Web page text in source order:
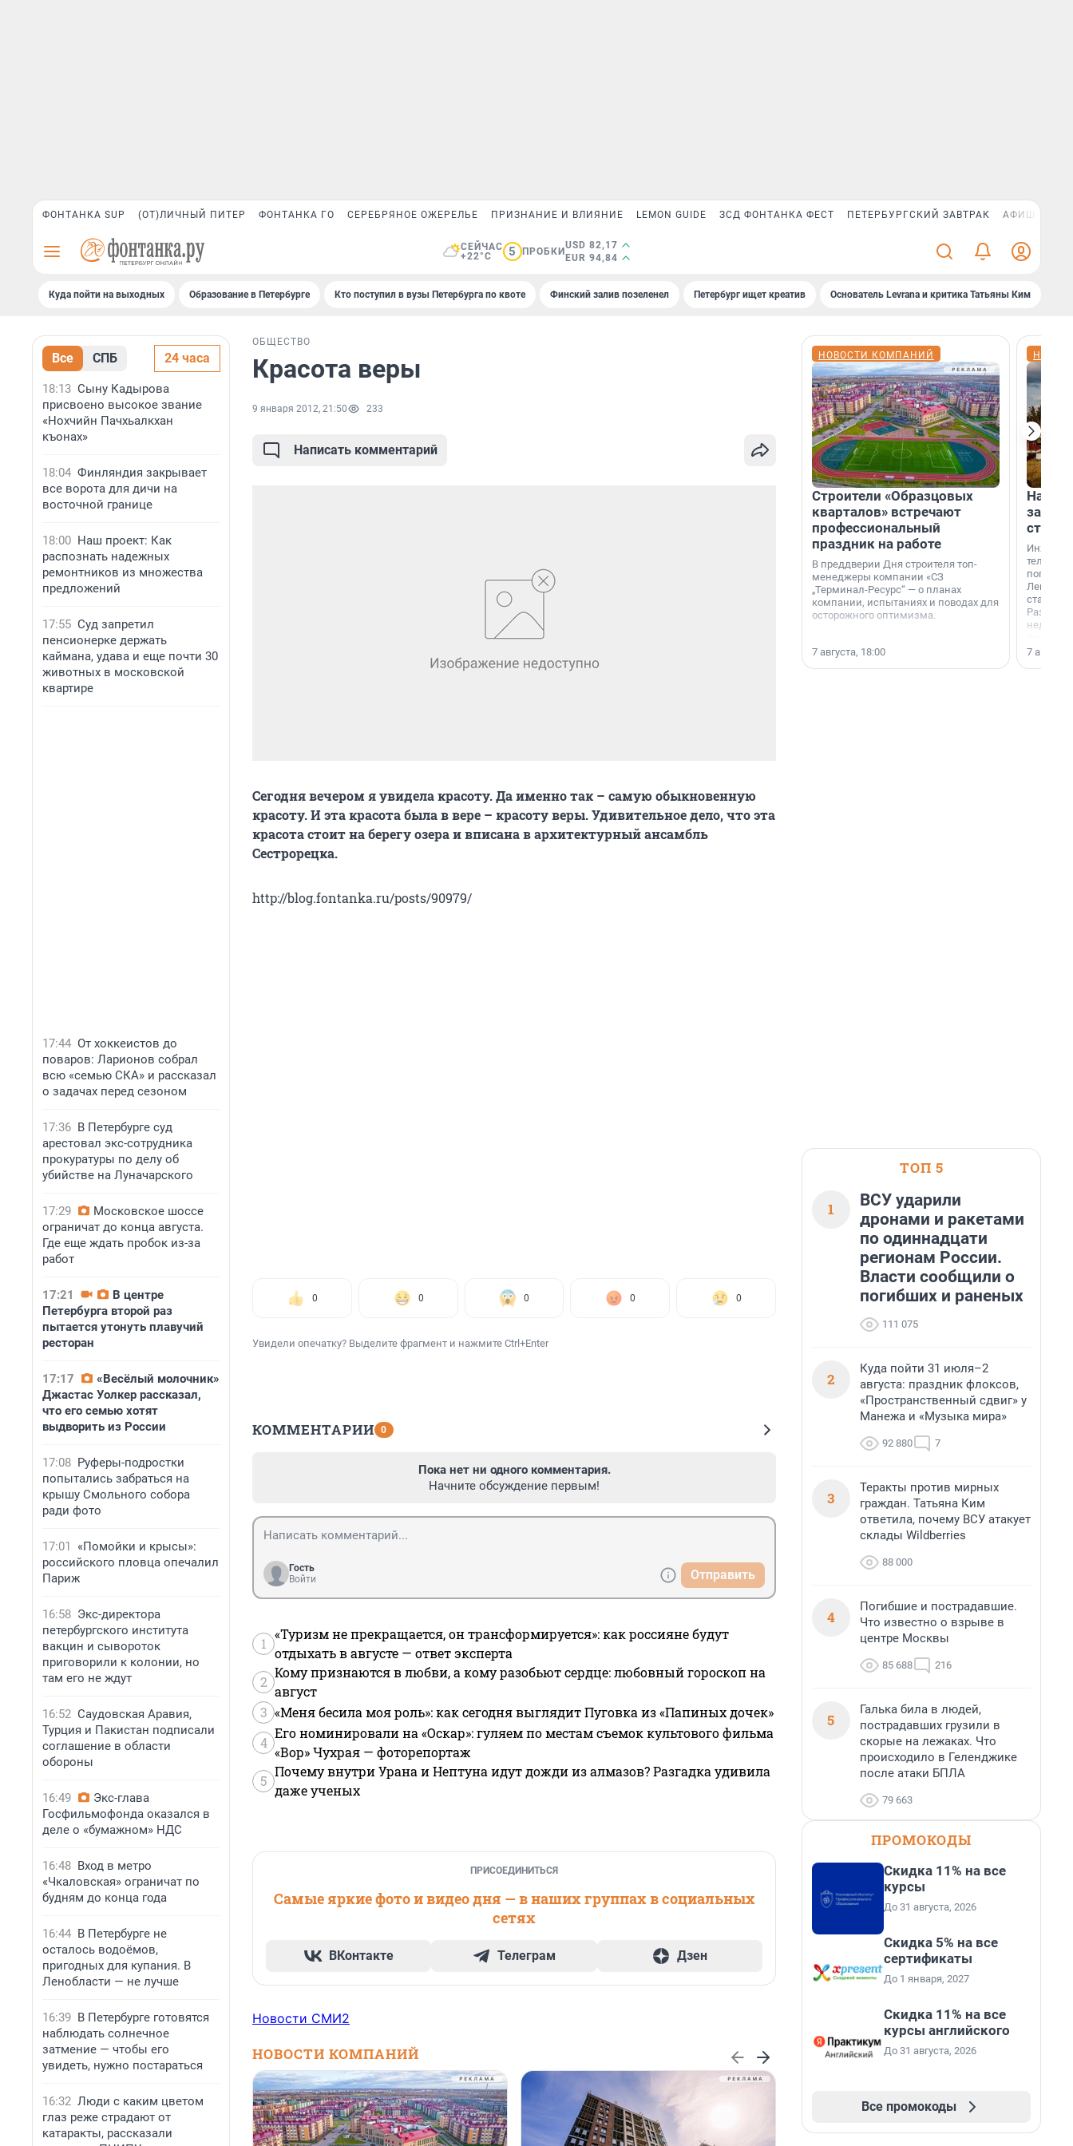
ФОНТАНКА SUP (ОТ)ЛИЧНЫЙ ПИТЕР ФОНТАНКА ГО СЕРЕБРЯНОЕ ОЖЕРЕЛЬЕ ПРИЗНАНИЕ И ВЛИЯНИЕ LEMON GUIDE ЗСД ФОНТАНКА ФЕСТ ПЕТЕРБУРГСКИЙ ЗАВТРАК АФИША PLUS
СЕЙЧАС
+22°C
5 ПРОБКИ
USD 82,17
EUR 94,84
Куда пойти на выходных Образование в Петербурге Кто поступил в вузы Петербурга по квоте Финский залив позеленел Петербург ищет креатив Основатель Levrana и критика Татьяны Ким
Все СПБ 24 часа
18:13 Сыну Кадырова
присвоено высокое звание
«Нохчийн Пачхьалкхан
къонах»
18:04 Финляндия закрывает
все ворота для дичи на
восточной границе
18:00 Наш проект: Как
распознать надежных
ремонтников из множества
предложений
17:55 Суд запретил
пенсионерке держать
каймана, удава и еще почти 30
животных в московской
квартире
17:44 От хоккеистов до
поваров: Ларионов собрал
всю «семью СКА» и рассказал
о задачах перед сезоном
17:36 В Петербурге суд
арестовал экс-сотрудника
прокуратуры по делу об
убийстве на Луначарского
17:29
Московское шоссе
ограничат до конца августа.
Где еще ждать пробок из-за
работ
17:21
В центре
Петербурга второй раз
пытается утонуть плавучий
ресторан
17:17
«Весёлый молочник»
Джастас Уолкер рассказал,
что его семью хотят
выдворить из России
17:08 Руферы-подростки
попытались забраться на
крышу Смольного собора
ради фото
17:01
«Помойки и крысы»:
российского пловца опечалил
Париж
16:58 Экс-директора
петербургского института
вакцин и сывороток
приговорили к колонии, но
там его не ждут
16:52 Саудовская Аравия,
Турция и Пакистан подписали
соглашение в области
обороны
16:49
Экс-глава
Госфильмофонда оказался в
деле о «бумажном» НДС
16:48 Вход в метро
«Чкаловская» ограничат по
будням до конца года
16:44 В Петербурге не
осталось водоёмов,
пригодных для купания. В
Ленобласти — не лучше
16:39 В Петербурге готовятся
наблюдать солнечное
затмение — чтобы его
увидеть, нужно постараться
16:32 Люди с каким цветом
глаз реже страдают от
катаракты, рассказали
ОБЩЕСТВО
Красота веры
9 января 2012, 21:50 233
Написать комментарий
Сегодня вечером я увидела красоту. Да именно так – самую обыкновенную
красоту. И эта красота была в вере – красоту веры. Удивительное дело, что эта
красота стоит на берегу озера и вписана в архитектурный ансамбль
Сестрорецка.
http://blog.fontanka.ru/posts/90979/
0 0 0 0 0
Увидели опечатку? Выделите фрагмент и нажмите Ctrl+Enter
КОММЕНТАРИИ 0
Пока нет ни одного комментария.
Начните обсуждение первым!
Гость
Войти
Отправить
1
«Туризм не прекращается, он трансформируется»: как россияне будут
отдыхать в августе — ответ эксперта
2
Кому признаются в любви, а кому разобьют сердце: любовный гороскоп на
август
3 «Меня бесила моя роль»: как сегодня выглядит Пуговка из «Папиных дочек»
4
Его номинировали на «Оскар»: гуляем по местам съемок культового фильма
«Вор» Чухрая — фоторепортаж
5
Почему внутри Урана и Нептуна идут дожди из алмазов? Разгадка удивила
даже ученых
ПРИСОЕДИНИТЬСЯ
Самые яркие фото и видео дня — в наших группах в социальных
сетях
ВКонтакте Телеграм Дзен
Новости СМИ2
НОВОСТИ КОМПАНИЙ
НОВОСТИ КОМПАНИЙ
Строители «Образцовых
кварталов» встречают
профессиональный
праздник на работе
В преддверии Дня строителя топ-
менеджеры компании «СЗ
„Терминал-Ресурс“ — о планах
компании, испытаниях и поводах для
осторожного оптимизма.
7 августа, 18:00
На
станции
7
ТОП 5
1
ВСУ ударили
дронами и ракетами
по одиннадцати
регионам России.
Власти сообщили о
погибших и раненых
111 075
2
Куда пойти 31 июля–2
августа: праздник флоксов,
«Пространственный сдвиг» у
Манежа и «Музыка мира»
92 880 7
3
Теракты против мирных
граждан. Татьяна Ким
ответила, почему ВСУ атакует
склады Wildberries
88 000
4
Погибшие и пострадавшие.
Что известно о взрыве в
центре Москвы
85 688 216
5
Галька била в людей,
пострадавших грузили в
скорые на лежаках. Что
происходило в Геленджике
после атаки БПЛА
79 663
ПРОМОКОДЫ
Скидка 11% на все
курсы
До 31 августа, 2026
Скидка 5% на все
сертификаты
До 1 января, 2027
Скидка 11% на все
курсы английского
До 31 августа, 2026
Все промокоды